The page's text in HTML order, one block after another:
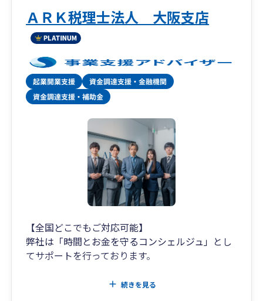
ＡＲＫ税理士法人 大阪支店
【全国どこでもご対応可能】
弊社は「時間とお金を守るコンシェルジュ」とし
てサポートを行っております。
税務相談・税務業務は当然とし、
続きを見る